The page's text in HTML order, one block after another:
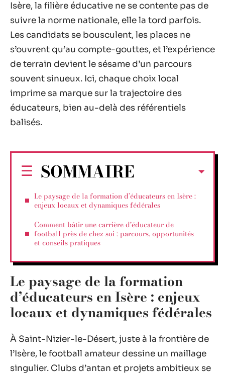
Isère, la filière éducative ne se contente pas de
suivre la norme nationale, elle la tord parfois.
Les candidats se bousculent, les places ne
s’ouvrent qu’au compte-gouttes, et l’expérience
de terrain devient le sésame d’un parcours
souvent sinueux. Ici, chaque choix local
imprime sa marque sur la trajectoire des
éducateurs, bien au-delà des référentiels
balisés.
SOMMAIRE
Le paysage de la formation d’éducateurs en Isère :
enjeux locaux et dynamiques fédérales
Comment bâtir une carrière d’éducateur de
football près de chez soi : parcours, opportunités
et conseils pratiques
Le paysage de la formation
d’éducateurs en Isère : enjeux
locaux et dynamiques fédérales
À Saint-Nizier-le-Désert, juste à la frontière de
l’Isère, le football amateur dessine un maillage
singulier. Clubs d’antan et projets ambitieux se